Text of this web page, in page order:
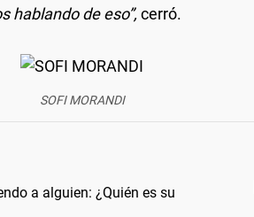
hablando de eso”, cerró.
SOFI MORANDI
a alguien: ¿Quién es su